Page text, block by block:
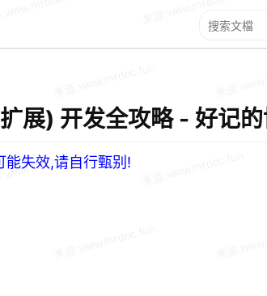
展) 开发全攻略 - 好记
能失效,请自行甄别!